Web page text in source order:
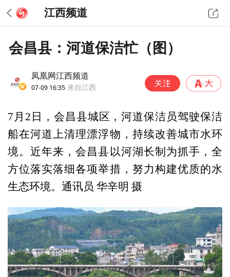
江西频道
会昌县：河道保洁忙（图）
凤凰网江西频道
07-09 16:35 来自江西
7月2日，会昌县城区，河道保洁员驾驶保洁
船在河道上清理漂浮物，持续改善城市水环
境。近年来，会昌县以河湖长制为抓手，全
方位落实落细各项举措，努力构建优质的水
生态环境。通讯员 华辛明 摄